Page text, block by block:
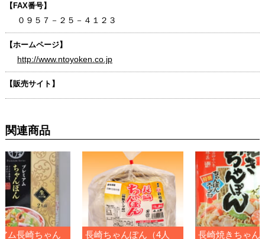
【FAX番号】
０９５７－２５－４１２３
【ホームページ】
http://www.ntoyoken.co.jp
【販売サイト】
関連商品
ム長崎ちゃん 長崎ちゃんぽん（4人 長崎焼きちゃん